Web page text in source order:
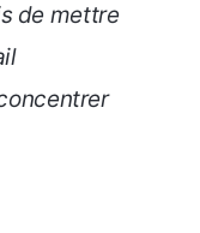
de mettre